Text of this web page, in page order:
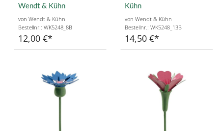
Wendt & Kühn
von Wendt & Kühn
Bestellnr.: WK5248_8B
12,00 €
Kühn
von Wendt & Kühn
Bestellnr.: WK5248_13B
14,50 €